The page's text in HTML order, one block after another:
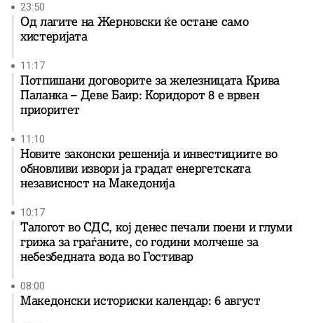
23:50
Од лагите на Жерновски ќе остане само
хистеријата
11:17
Потпишани договорите за железницата Крива
Паланка – Деве Баир: Коридорот 8 е врвен
приоритет
11:10
Новите законски решенија и инвестициите во
обновливи извори ја градат енергетската
независност на Македонија
10:17
Талогот во СДС, кој денес печали поени и глуми
грижа за граѓаните, со години молчеше за
небезбедната вода во Гостивар
08:00
Македонски историски календар: 6 август